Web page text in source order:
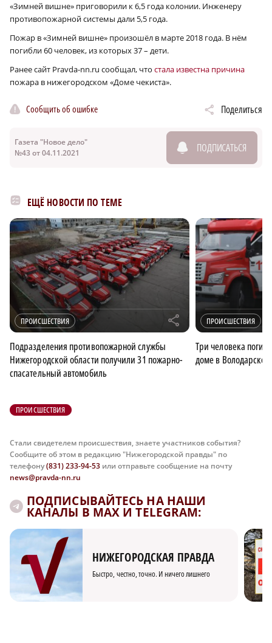
«Зимней вишне» приговорили к 6,5 года колонии. Инженеру
противопожарной системы дали 5,5 года.
Пожар в «Зимней вишне» произошёл в марте 2018 года. В нём
погибли 60 человек, из которых 37 – дети.
Ранее сайт Pravda-nn.ru сообщал, что стала известна причина
пожара в нижегородском «Доме чекиста».
Сообщить об ошибке Поделиться
Газета "Новое дело"
№43 от 04.11.2021
ПОДПИСАТЬСЯ
ЕЩЁ НОВОСТИ ПО ТЕМЕ
ПРОИСШЕСТВИЯ r
Подразделения противопожарной службы
Нижегородской области получили 31 пожарно-
спасательный автомобиль
ПРОИСШЕСТВИЯ
Три человека
доме в
ПРОИСШЕСТВИЯ
Стали свидетелем происшествия, знаете участников события?
Сообщите об этом в редакцию "Нижегородской правды" по
телефону(831) 233-94-53 или отправьте сообщение на почту
news@pravda-nn.ru
ПОДПИСЫВАЙТЕСЬ НА НАШИ
КАНАЛЫ В MAX И TELEGRAM:
НИЖЕГОРОДСКАЯ ПРАВДА
Быстро, честно, точно. И ничего лишнего